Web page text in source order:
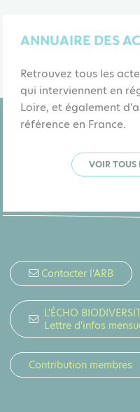
ANNUAIRE DES
Retrouvez tous les
qui interviennent en
Loire, et également
référence en France.
VOIR TOUS
Contacter l'ARB
L'ÉCHO
Lettre d'infos
Contribution membres